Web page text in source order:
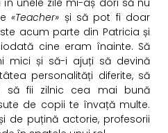
unele zile mi-aș dori să nu
«Teacher» și să pot fi doar
acum parte din Patricia și
cine eram înainte. Să
mici și să-i ajuți să devină
personalități diferite, să
să fii zilnic cea mai bună
de copii te învață multe.
de puțină actorie, profesorii